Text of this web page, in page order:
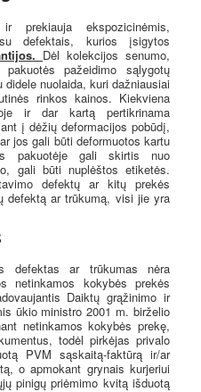
prekiauja ekspozicinėmis,
defektais, kurios įsigytos
Dėl kolekcijos senumo,
pažeidimo sąlygotų
nuolaida, kuri dažniausiai
rinkos kainos. Kiekviena
ir dar kartą pertikrinama
į dėžių deformacijos pobūdį,
jos gali būti deformuotos kartu
pakuotėje gali skirtis nuo
gali būti nuplėštos etiketės.
defektų ar kitų prekės
defektą ar trūkumą, visi jie yra
defektas ar trūkumas nėra
netinkamos kokybės prekės
Daiktų grąžinimo ir
ūkio ministro 2001 m. birželio
netinkamos kokybės prekę,
todėl pirkėjas privalo
PVM sąskaitą-faktūrą ir/ar
o apmokant grynais kurjeriui
pinigų priėmimo kvitą išduotą